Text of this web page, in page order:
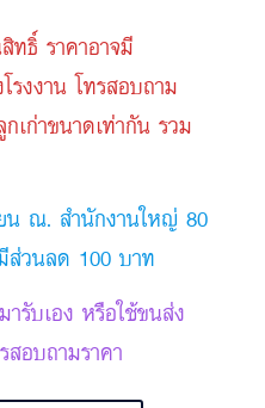
฿.
price
is:
1,900 ฿.
ทธิ์ ราคาอาจมี
รงงาน โทรสอบถาม
เก่าขนาดเท่ากัน รวม
น ณ. สำนักงานใหญ่ 80
ส่วนลด 100 บาท
รับเอง หรือใช้ขนส่ง
อบถามราคา